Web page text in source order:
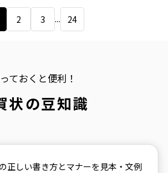
2 3 ... 24
ておくと便利！
状の豆知識
正しい書き方とマナーを見本・文例